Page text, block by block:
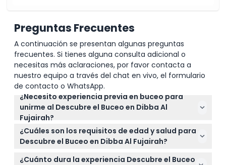
Preguntas Frecuentes
A continuación se presentan algunas preguntas
frecuentes. Si tienes alguna consulta adicional o
necesitas más aclaraciones, por favor contacta a
nuestro equipo a través del chat en vivo, el formulario
de contacto o WhatsApp.
¿Necesito experiencia previa en buceo para
unirme al Descubre el Buceo en Dibba Al
Fujairah?
No se necesita experiencia previa en buceo. Este
programa está diseñado para principiantes que
desean explorar bajo el agua de forma segura con
un instructor profesional.
¿Cuáles son los requisitos de edad y salud para
Descubre el Buceo en Dibba Al Fujairah?
Los participantes deben tener al menos 12 años,
¿Cuánto dura la experiencia Descubre el Buceo